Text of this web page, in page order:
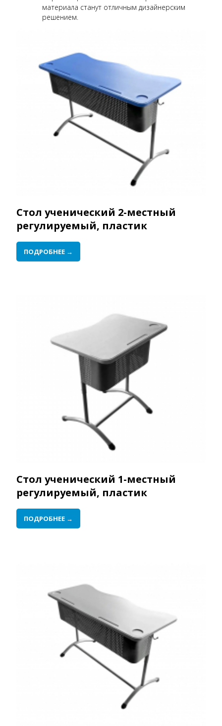
материала станут отличным дизайнерским
решением.
Стол ученический 2-местный
регулируемый, пластик
ПОДРОБНЕЕ →
Стол ученический 1-местный
регулируемый, пластик
ПОДРОБНЕЕ →